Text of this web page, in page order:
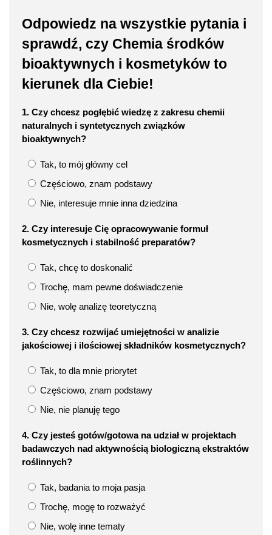
Odpowiedz na wszystkie pytania i
sprawdź, czy Chemia środków
bioaktywnych i kosmetyków to
kierunek dla Ciebie!
1. Czy chcesz pogłębić wiedzę z zakresu chemii
naturalnych i syntetycznych związków
bioaktywnych?
Tak, to mój główny cel
Częściowo, znam podstawy
Nie, interesuje mnie inna dziedzina
2. Czy interesuje Cię opracowywanie formuł
kosmetycznych i stabilność preparatów?
Tak, chcę to doskonalić
Trochę, mam pewne doświadczenie
Nie, wolę analizę teoretyczną
3. Czy chcesz rozwijać umiejętności w analizie
jakościowej i ilościowej składników kosmetycznych?
Tak, to dla mnie priorytet
Częściowo, znam podstawy
Nie, nie planuję tego
4. Czy jesteś gotów/gotowa na udział w projektach
badawczych nad aktywnością biologiczną ekstraktów
roślinnych?
Tak, badania to moja pasja
Trochę, mogę to rozważyć
Nie, wolę inne tematy